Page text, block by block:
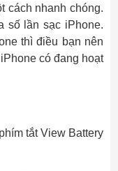
cách nhanh chóng.
số lần sạc iPhone.
thì điều bạn nên
có đang hoạt
tắt View Battery